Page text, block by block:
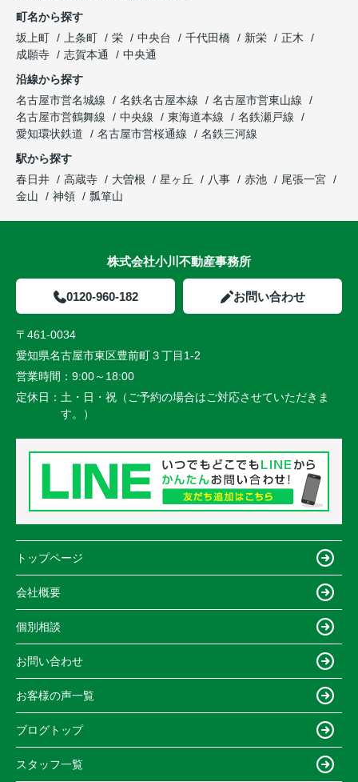
町名から探す
坂上町
上条町 栄 中央台 千代田橋 新栄
正木
成願寺
志賀本通
中央通
沿線から探す
名古屋市営名城線
名鉄名古屋本線
名古屋市営東山線
名古屋市営鶴舞線
中央線 東海道本線
名鉄瀬戸線
愛知環状鉄道
名古屋市営桜通線
名鉄三河線
駅から探す
春日井
高蔵寺 大曽根 星ヶ丘 八事 赤池
尾張一宮
金山
神領 瓢箪山
株式会社小川不動産事務所
0120-960-182 お問い合わせ
〒461-0034
愛知県名古屋市東区豊前町３丁目1-2
営業時間： 9:00～18:00
定休日： 土・日・祝（ご予約の場合はご対応させていただきま
す。）
トップページ
会社概要
個別相談
お問い合わせ
お客様の声一覧
ブログトップ
スタッフ一覧